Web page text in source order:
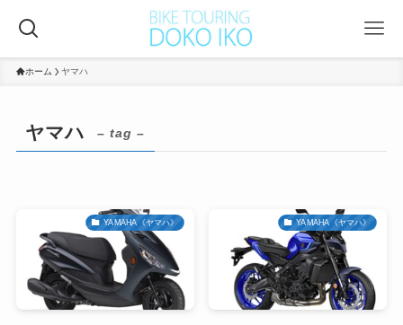
ホーム ヤマハ
ヤマハ – tag –
YAMAHA《ヤマハ》 YAMAHA《ヤマハ》